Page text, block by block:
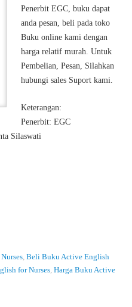
Penerbit EGC, buku dapat
anda pesan, beli pada toko
Buku online kami dengan
harga relatif murah. Untuk
Pembelian, Pesan, Silahkan
hubungi sales Suport kami.
Keterangan:
Penerbit: EGC
Silaswati
, Beli Buku Active English
for Nurses, Harga Buku Active